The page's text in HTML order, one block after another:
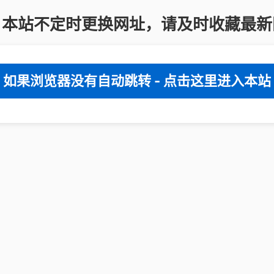
站不定时更换网址，请及时收藏最
如果浏览器没有自动跳转 - 点击这里进入本站